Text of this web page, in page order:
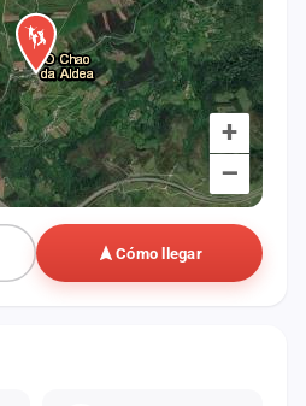
+
–
Cómo llegar